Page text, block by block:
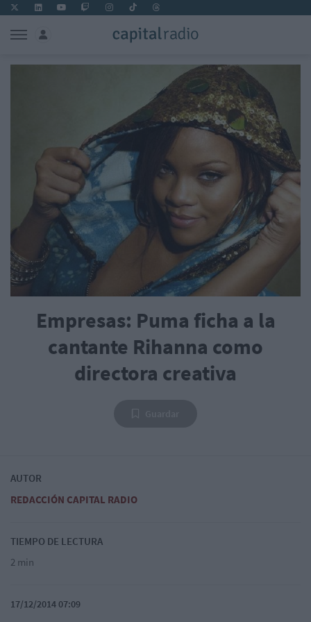
Empresas: Puma ficha a la
cantante Rihanna como
directora creativa
AUTOR
REDACCIÓN CAPITAL RADIO
TIEMPO DE LECTURA
2 min
17/12/2014 07:09